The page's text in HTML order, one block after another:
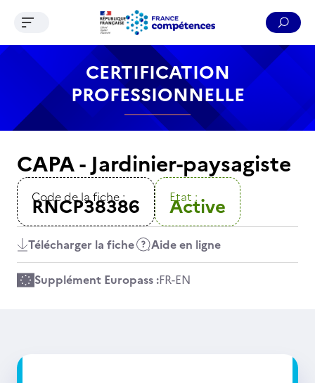
Contenu Recherche Menu Pied de page
Ouvrir le menu de navigation
CERTIFICATION
PROFESSIONNELLE
CAPA - Jardinier-paysagiste
Code de la fiche :
RNCP38386 Etat :
Active
Télécharger la fiche Aide en ligne
Supplément Europass :FR-EN